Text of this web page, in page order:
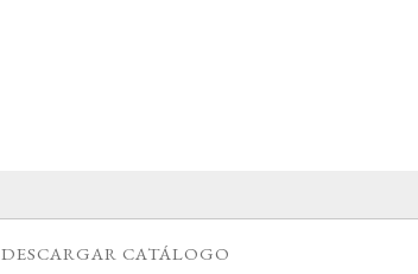
DESCARGAR CATÁLOGO